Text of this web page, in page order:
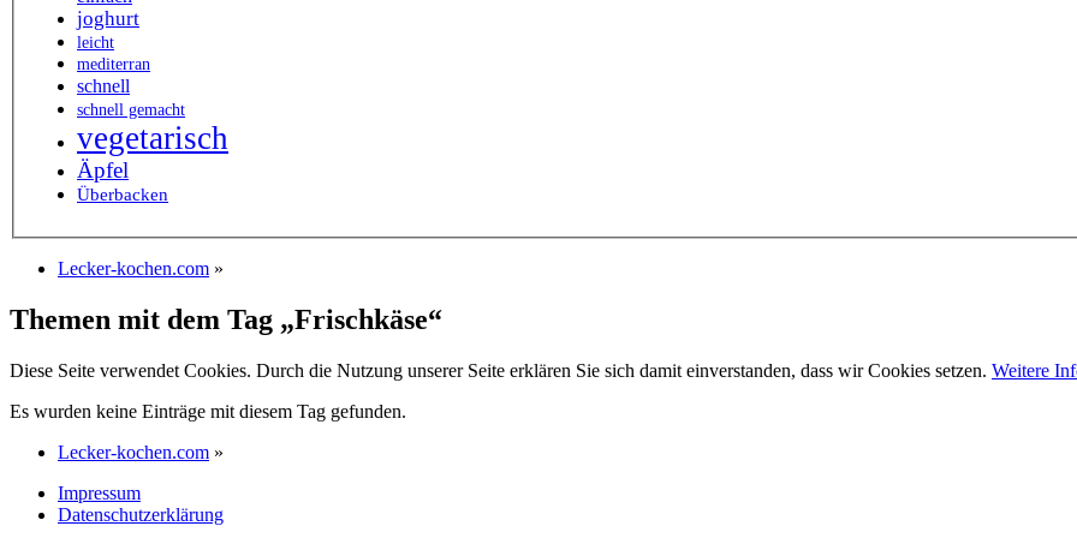
joghurt
leicht
mediterran
schnell
schnell gemacht
vegetarisch
Äpfel
Überbacken
Lecker-kochen.com »
Themen mit dem Tag „Frischkäse“
Diese Seite verwendet Cookies. Durch die Nutzung unserer Seite erklären Sie sich damit einverstanden, dass wir Cookies setzen. Weitere
Es wurden keine Einträge mit diesem Tag gefunden.
Lecker-kochen.com »
Impressum
Datenschutzerklärung